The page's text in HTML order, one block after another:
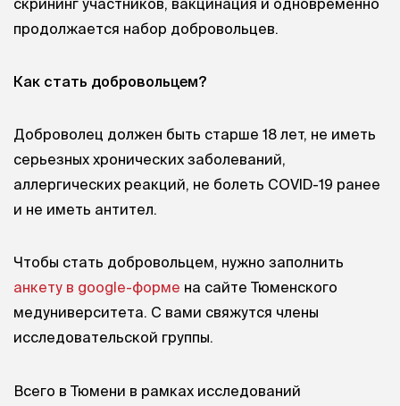
скрининг участников, вакцинация и одновременно
продолжается набор добровольцев.
Как стать добровольцем?
Доброволец должен быть старше 18 лет, не иметь
серьезных хронических заболеваний,
аллергических реакций, не болеть COVID-19 ранее
и не иметь антител.
Чтобы стать добровольцем, нужно заполнить
анкету в google-форме на сайте Тюменского
медуниверситета. С вами свяжутся члены
исследовательской группы.
Всего в Тюмени в рамках исследований